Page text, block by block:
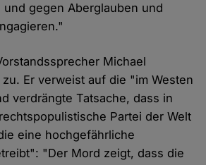
gegen Aberglauben und
Michael
Er verweist auf die "im Westen
verdrängte Tatsache, dass in
Partei der Welt
eine hochgefährliche
"Der Mord zeigt, dass die